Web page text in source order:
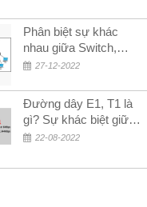
Phân biệt sự khác
nhau giữa Switch,
Router và Hub
27-12-2022
Đường dây E1, T1 là
gì? Sự khác biệt giữa
E1 và T1
22-08-2022